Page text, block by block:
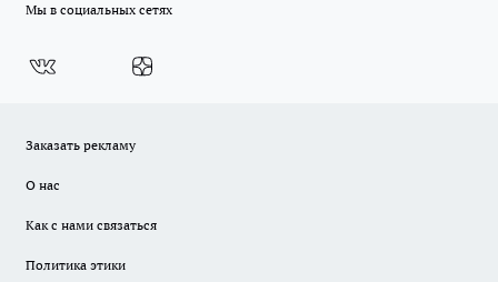
Мы в социальных сетях
Заказать рекламу
О нас
Как с нами связаться
Политика этики